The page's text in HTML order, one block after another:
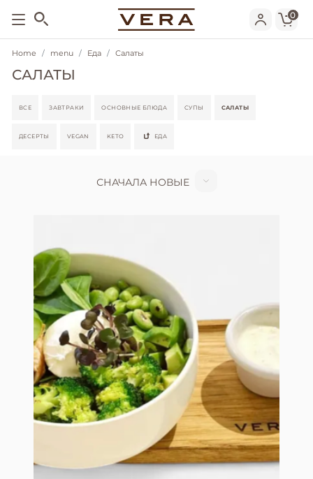
0
Home menu Еда Салаты
САЛАТЫ
ВСЕ ЗАВТРАКИ ОСНОВНЫЕ БЛЮДА СУПЫ САЛАТЫ
ДЕСЕРТЫ VEGAN KETO ЕДА
СНАЧАЛА НОВЫЕ